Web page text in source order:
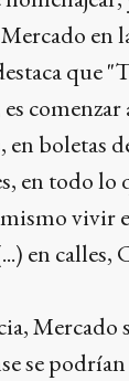
que
comenzar
en boletas
en todo lo
vivir
en calles,
Mercado
se